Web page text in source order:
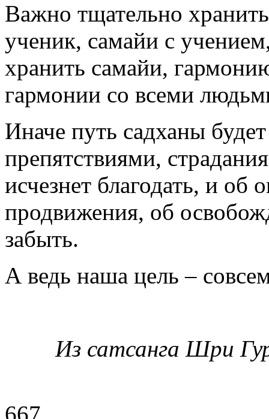
Важно тщательно
ученик, самайи с
хранить самайи,
гармонии со всеми
Иначе путь садханы
препятствиями,
исчезнет благодать, и об
продвижения, об
забыть.
А ведь наша цель –
Из сатсанга Шри